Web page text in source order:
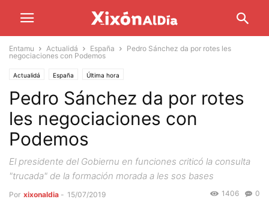
Entamu Actualidá España
Pedro Sánchez da por rotes les
negociaciones con Podemos
Actualidá España Última hora
Pedro Sánchez da por rotes
les negociaciones con
Podemos
El presidente del Gobiernu en funciones criticó la consulta
"trucada" de la formación morada a les sos bases
Por xixonaldia - 15/07/2019 0
1406